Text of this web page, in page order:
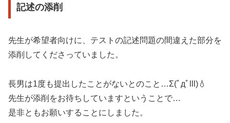
記述の添削
先生が希望者向けに、テストの記述問題の間違えた部分を
添削してくださっていました。
長男は1度も提出したことがないとのこと…Σ(ﾟдﾟlll)💧
先生が添削をお待ちしていますということで…
是非ともお願いすることにしました。